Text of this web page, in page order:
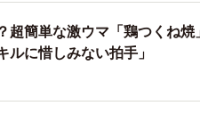
した。
の方のほとんどが賛同してい
なんだと感じました。
超簡単な激ウマ「鶏つくね
ルに惜しみない拍手」